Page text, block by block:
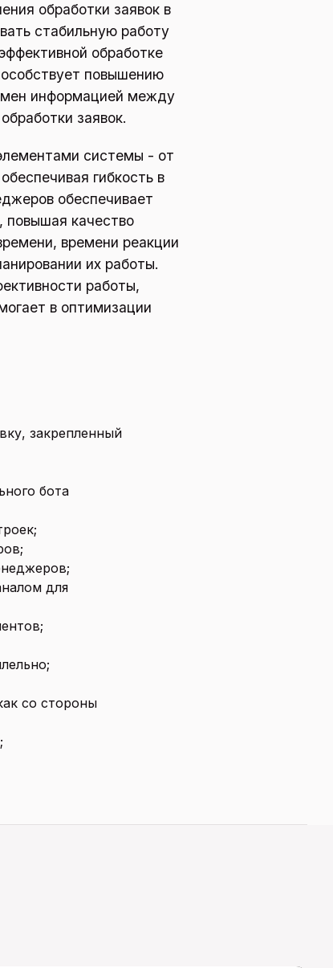
обработки заявок в
стабильную работу
обработке
повышению
информацией между
заявок.
системы - от
гибкость в
обеспечивает
повышая качество
времени реакции
их работы.
работы,
в оптимизации
закрепленный
бота
для
со стороны